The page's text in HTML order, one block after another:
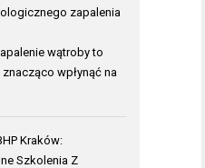
zapalenia
wątroby to
wpłynąć na
Kraków:
Szkolenia Z